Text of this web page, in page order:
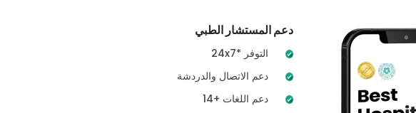
دعم المستشار الطبي